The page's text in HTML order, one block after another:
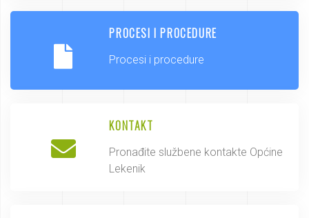
PROCESI I PROCEDURE
Procesi i procedure
KONTAKT
Pronađite službene kontakte Općine
Lekenik